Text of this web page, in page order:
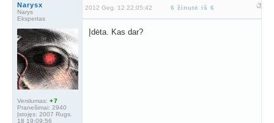
Narysx
Narys
Ekspertas
Verslumas: +7
Pranešimai: 2940
Įstojęs: 2007 Rugs.
18 19:09:56
2012 Geg. 12 22:05:42 6 žinutė iš 6
Įdėta. Kas dar?